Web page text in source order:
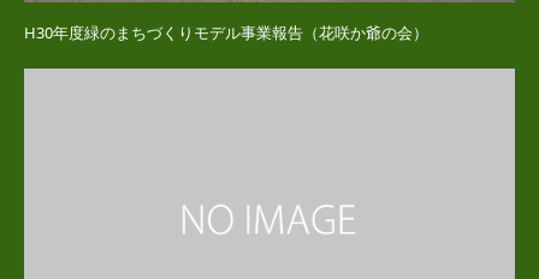
H30年度緑のまちづくりモデル事業報告（花咲か爺の会）